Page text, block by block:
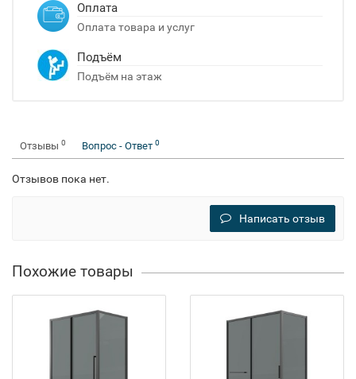
Оплата
Оплата товара и услуг
Подъём
Подъём на этаж
Отзывы 0 Вопрос - Ответ 0
Отзывов пока нет.
Написать отзыв
Похожие товары